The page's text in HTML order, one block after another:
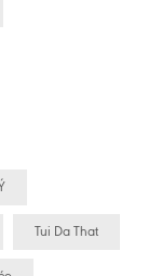
Tui Da That